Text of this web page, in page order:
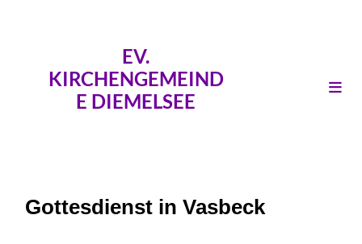
EV.
KIRCHENGEMEIND
E DIEMELSEE
Gottesdienst in Vasbeck